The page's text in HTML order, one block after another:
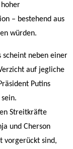
– bestehend aus
würden.
scheint neben einer
auf jegliche
Putins
Streitkräfte
und Cherson
vorgerückt sind,